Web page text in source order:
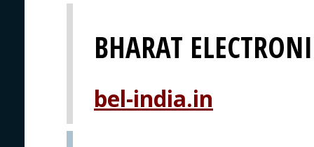
BHARAT
bel-india.in